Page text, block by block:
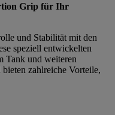
Grip für Ihr
und Stabilität mit den
speziell entwickelten
Tank und weiteren
zahlreiche Vorteile,